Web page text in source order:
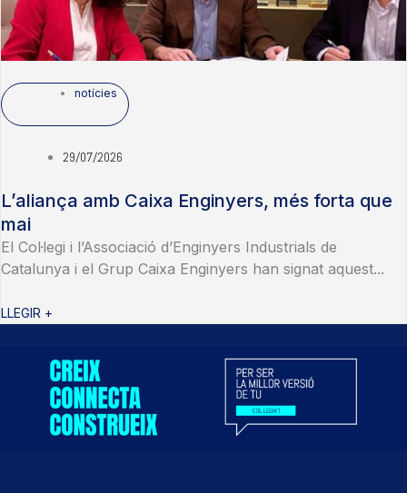
notícies
29/07/2026
L’aliança amb Caixa Enginyers, més forta que
mai
El Col·legi i l’Associació d’Enginyers Industrials de
Catalunya i el Grup Caixa Enginyers han signat aquest...
LLEGIR +